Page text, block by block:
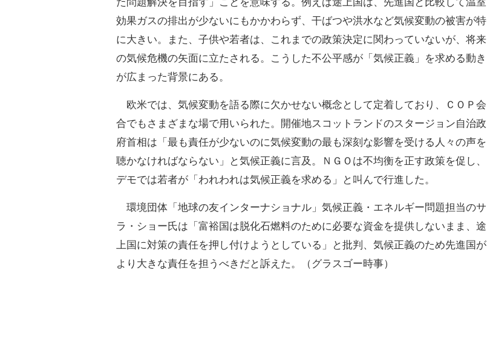
効果ガスの排出が少ないにもかかわらず、干ばつや洪水など気候変動の被害が特
に大きい。また、子供や若者は、これまでの政策決定に関わっていないが、将来
の気候危機の矢面に立たされる。こうした不公平感が「気候正義」を求める動き
が広まった背景にある。
欧米では、気候変動を語る際に欠かせない概念として定着しており、ＣＯＰ会
合でもさまざまな場で用いられた。開催地スコットランドのスタージョン自治政
府首相は「最も責任が少ないのに気候変動の最も深刻な影響を受ける人々の声を
聴かなければならない」と気候正義に言及。ＮＧＯは不均衡を正す政策を促し、
デモでは若者が「われわれは気候正義を求める」と叫んで行進した。
環境団体「地球の友インターナショナル」気候正義・エネルギー問題担当のサ
ラ・ショー氏は「富裕国は脱化石燃料のために必要な資金を提供しないまま、途
上国に対策の責任を押し付けようとしている」と批判、気候正義のため先進国が
より大きな責任を担うべきだと訴えた。（グラスゴー時事）